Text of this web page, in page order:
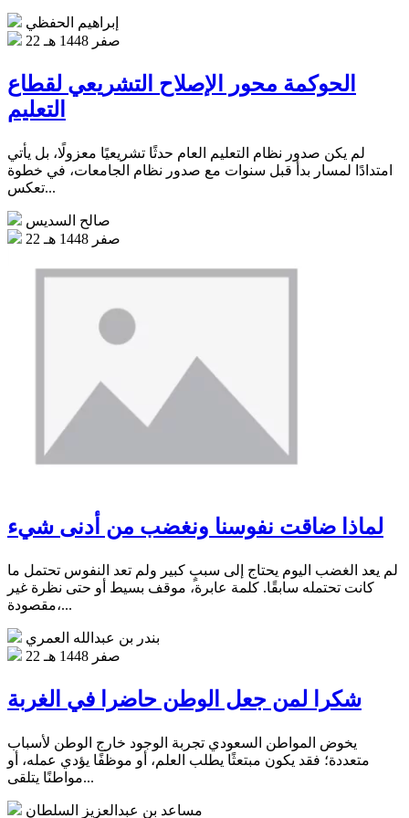
إبراهيم الحفظي
22 صفر 1448 هـ
الحوكمة محور الإصلاح التشريعي لقطاع
التعليم
لم يكن صدور نظام التعليم العام حدثًا تشريعيًا معزولًا، بل يأتي
امتدادًا لمسار بدأ قبل سنوات مع صدور نظام الجامعات، في خطوة
تعكس...
صالح السديس
22 صفر 1448 هـ
لماذا ضاقت نفوسنا ونغضب من أدنى شيء
لم يعد الغضب اليوم يحتاج إلى سببٍ كبير ولم تعد النفوس تحتمل ما
كانت تحتمله سابقًا. كلمة عابرة، موقف بسيط أو حتى نظرة غير
مقصودة،...
بندر بن عبدالله العمري
22 صفر 1448 هـ
شكرا لمن جعل الوطن حاضرا في الغربة
يخوض المواطن السعودي تجربة الوجود خارج الوطن لأسباب
متعددة؛ فقد يكون مبتعثًا يطلب العلم، أو موظفًا يؤدي عمله، أو
مواطنًا يتلقى...
مساعد بن عبدالعزيز السلطان